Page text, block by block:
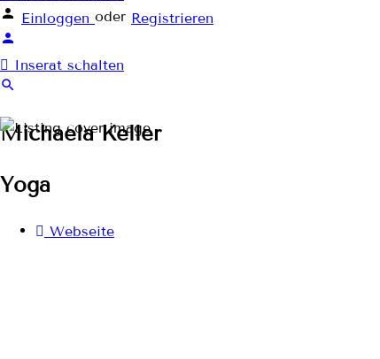
Einloggen oder Registrieren
Inserat schalten
Michaela Keller
Yoga
Webseite